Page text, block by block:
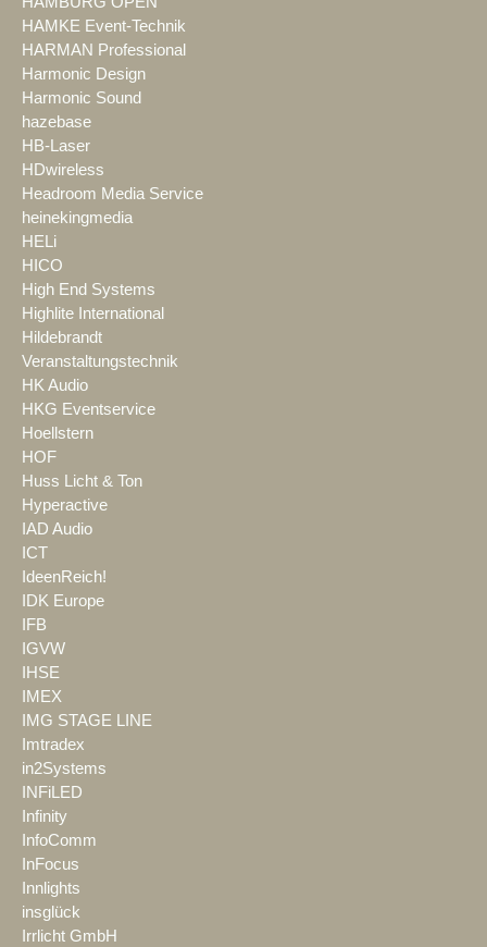
HAMKE Event-Technik
HARMAN Professional
Harmonic Design
Harmonic Sound
hazebase
HB-Laser
HDwireless
Headroom Media Service
heinekingmedia
HELi
HICO
High End Systems
Highlite International
Hildebrandt
Veranstaltungstechnik
HK Audio
HKG Eventservice
Hoellstern
HOF
Huss Licht & Ton
Hyperactive
IAD Audio
ICT
IdeenReich!
IDK Europe
IFB
IGVW
IHSE
IMEX
IMG STAGE LINE
Imtradex
in2Systems
INFiLED
Infinity
InfoComm
InFocus
Innlights
insglück
Irrlicht GmbH